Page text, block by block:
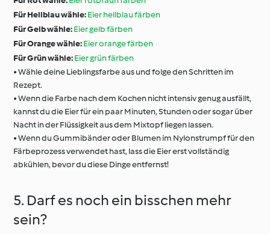
Für Hellblau wähle:Eier hellblau färben
Für Gelb wähle:Eier gelb färben
Für Orange wähle:Eier orange färben
Für Grün wähle:Eier grün färben
• Wähle deine Lieblingsfarbe aus und folge den Schritten im
Rezept.
• Wenn die Farbe nach dem Kochen nicht intensiv genug ausfällt,
kannst du die Eier für ein paar Minuten, Stunden oder sogar über
Nacht in der Flüssigkeit aus dem Mixtopf liegen lassen.
• Wenn du Gummibänder oder Blumen im Nylonstrumpf für den
Färbeprozess verwendet hast, lass die Eier erst vollständig
abkühlen, bevor du diese Dinge entfernst!
5. Darf es noch ein bisschen mehr
sein?